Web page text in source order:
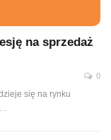
na sprzedaż
0
się na rynku
…